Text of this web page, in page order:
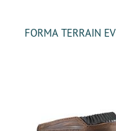
FORMA TERRAIN